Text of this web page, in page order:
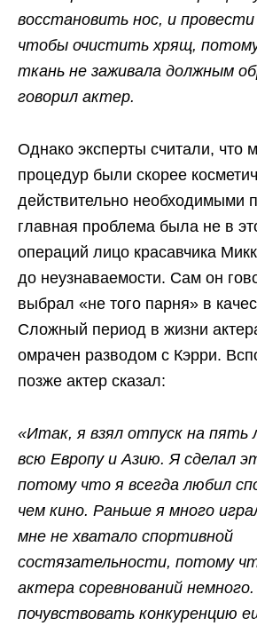
восстановить нос, и провести
чтобы очистить хрящ,
ткань не заживала должным
говорил актер.
Однако эксперты считали, что
процедур были скорее
действительно необходимыми
главная проблема была не в
операций лицо красавчика
до неузнаваемости. Сам он
выбрал «не того парня» в
Сложный период в жизни
омрачен разводом с Кэрри.
позже актер сказал:
«Итак, я взял отпуск на пять
всю Европу и Азию. Я сделал
потому что я всегда любил
чем кино. Раньше я много
мне не хватало спортивной
состязательности, потому
актера соревнований
почувствовать конкуренцию